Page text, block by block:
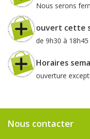
Nous serons
ouvert cette
de 9h30 à 18h45
Horaires
ouverture
Nous contacter